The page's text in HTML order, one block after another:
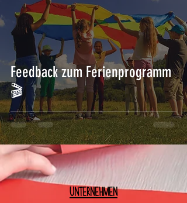
Feedback zum Ferienprogramm
🎬
Unternehmen